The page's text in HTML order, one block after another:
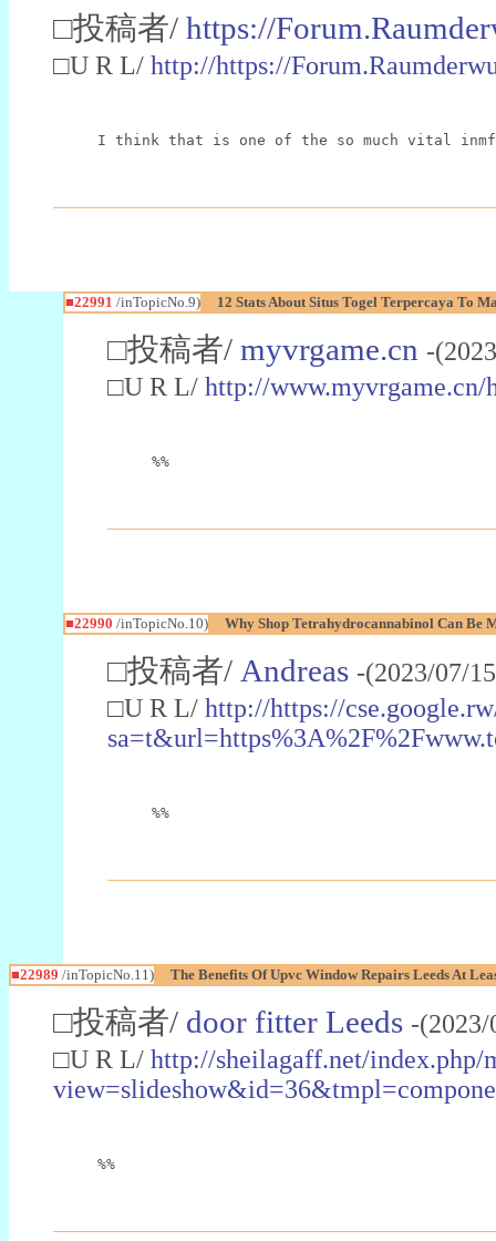
□投稿者/ https://
□U R L/ http://https://
I think that is one of the so much vital
■22991 /inTopicNo.9) 12 Stats About Situs Togel Terpercaya To
□投稿者/ myvrgame.cn -
□U R L/ http://www.myvrgame.cn/
%%
■22990 /inTopicNo.10) Why Shop Tetrahydrocannabinol Can Be
□投稿者/ Andreas -(2023/07/
□U R L/ http://https://
%%
■22989 /inTopicNo.11) The Benefits Of Upvc Window Repairs Leeds At
□投稿者/ door fitter Leeds -
□U R L/ http://sheilagaff.net/index.php/
%%